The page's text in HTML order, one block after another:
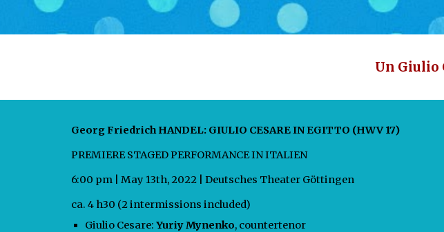
Un Giulio
Georg Friedrich HANDEL: GIULIO CESARE IN EGITTO (HWV 17)
PREMIERE STAGED PERFORMANCE IN ITALIEN
6:00 pm | May 13th, 2022 | Deutsches Theater Göttingen
ca. 4 h30 (2 intermissions included)
Giulio Cesare: Yuriy Mynenko, countertenor